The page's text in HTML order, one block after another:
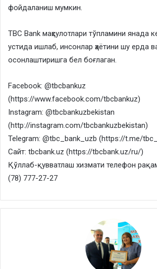
фойдаланиш мумкин.
TBC Bank маҳсулотлари тўпламини янада
устида ишлаб, инсонлар ҳаётини шу ерда
осонлаштиришга бел боғлаган.
Facebook: @tbcbankuz
(https://www.facebook.com/tbcbankuz)
Instagram: @tbcbankuzbekistan
(http://instagram.com/tbcbankuzbekistan)
Telegram: @tbc_bank_uzb (https://t.me/
Сайт: tbcbank.uz (https://tbcbank.uz/ru/)
Қўллаб-қувватлаш хизмати телефон
(78) 777-27-27